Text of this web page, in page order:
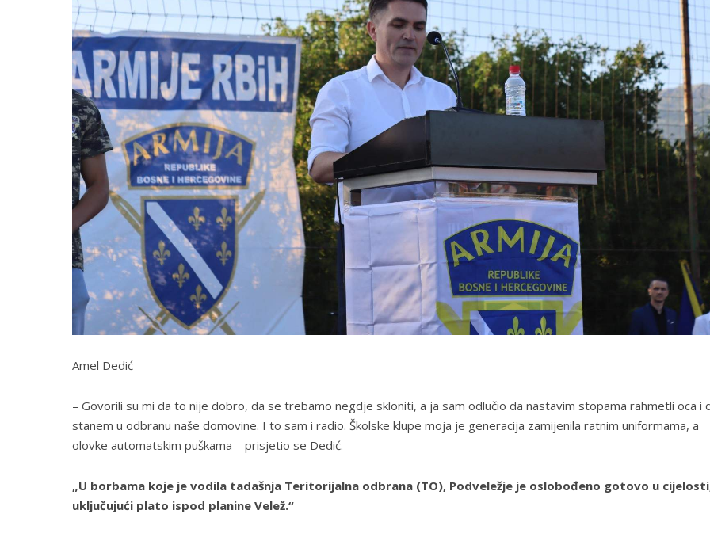
Amel Dedić
– Govorili su mi da to nije dobro, da se trebamo negdje skloniti, a ja sam odlučio da nastavim stopama rahmetli oca i
stanem u odbranu naše domovine. I to sam i radio. Školske klupe moja je generacija zamijenila ratnim uniformama, a
olovke automatskim puškama – prisjetio se Dedić.
„U borbama koje je vodila tadašnja Teritorijalna odbrana (TO), Podveležje je oslobođeno gotovo u
uključujući plato ispod planine Velež.“